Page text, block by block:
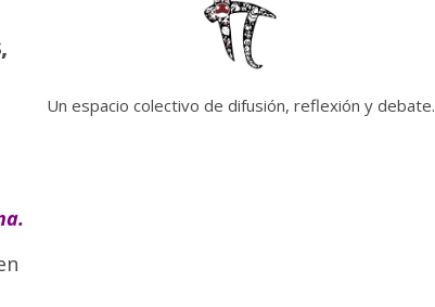
Un espacio colectivo de difusión, reflexión y debate.